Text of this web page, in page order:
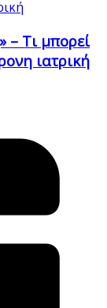
– Τι μπορεί
ιατρική